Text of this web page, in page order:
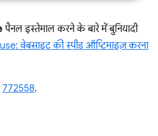
पैनल इस्तेमाल करने के बारे में बुनियादी
वेबसाइट की स्पीड ऑप्टिमाइज़ करना
772558.